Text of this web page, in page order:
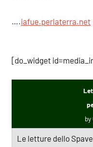
….iafue.perlaterra.net
[do_widget
by
Le letture dello